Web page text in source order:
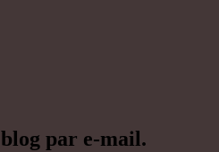
par e-mail.